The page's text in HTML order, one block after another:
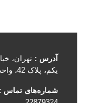
آدرس :تهران،
یکم، پلاک 42، واحد 15
شماره‌های